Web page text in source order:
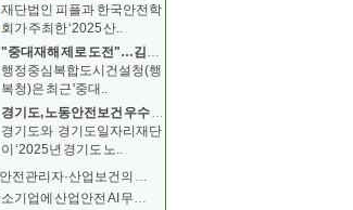
재단법인 피플과 한국안전학
회가 주최한 ‘2025 산..
"중대재해 제로 도전"…김형렬 행복청장, 안전의무 이행
행정중심복합도시건설청(행
복청)은 최근 '중대..
경기도, 노동안전보건 우수 중소기업 모집 …최대 500
경기도와 경기도일자리재단
이 ‘2025년 경기도 노..
앞으로 사업장 안전관리자·산업보건의 해임 시 보고해야
인텔리빅스, 중소기업에 산업안전 AI 무료 구축